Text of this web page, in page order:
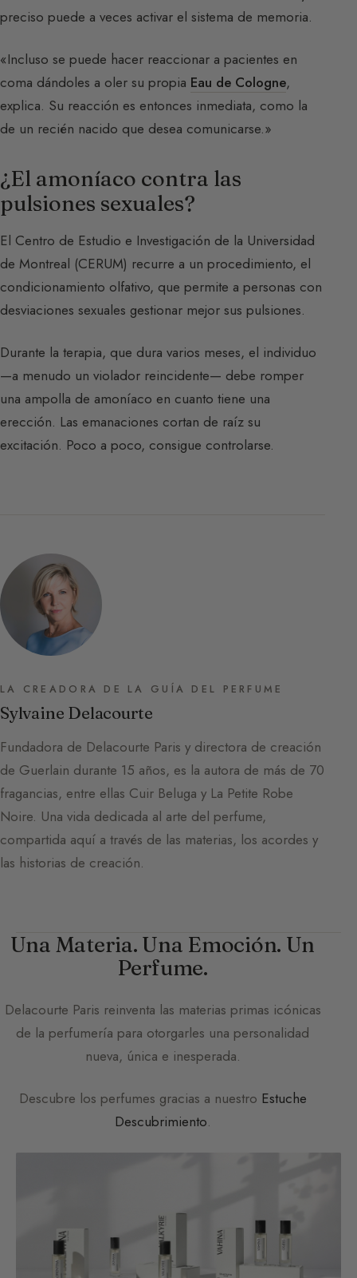
preciso puede a veces activar el sistema de memoria.
«Incluso se puede hacer reaccionar a pacientes en
coma dándoles a oler su propia Eau de Cologne,
explica. Su reacción es entonces inmediata, como la
de un recién nacido que desea comunicarse.»
¿El amoníaco contra las
pulsiones sexuales?
El Centro de Estudio e Investigación de la Universidad
de Montreal (CERUM) recurre a un procedimiento, el
condicionamiento olfativo, que permite a personas con
desviaciones sexuales gestionar mejor sus pulsiones.
Durante la terapia, que dura varios meses, el individuo
—a menudo un violador reincidente— debe romper
una ampolla de amoníaco en cuanto tiene una
erección. Las emanaciones cortan de raíz su
excitación. Poco a poco, consigue controlarse.
LA CREADORA DE LA GUÍA DEL PERFUME
Sylvaine Delacourte
Fundadora de Delacourte Paris y directora de creación
de Guerlain durante 15 años, es la autora de más de 70
fragancias, entre ellas Cuir Beluga y La Petite Robe
Noire. Una vida dedicada al arte del perfume,
compartida aquí a través de las materias, los acordes y
las historias de creación.
Una Materia. Una Emoción. Un
Perfume.
Delacourte Paris reinventa las materias primas icónicas
de la perfumería para otorgarles una personalidad
nueva, única e inesperada.
Descubre los perfumes gracias a nuestro Estuche
Descubrimiento.